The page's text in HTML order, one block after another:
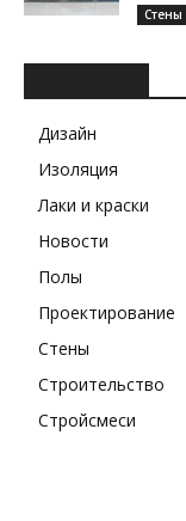
Стены
Дизайн
Изоляция
Лаки и краски
Новости
Полы
Проектирование
Стены
Строительство
Стройсмеси